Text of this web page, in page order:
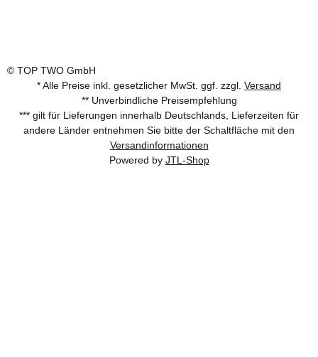
© TOP TWO GmbH
* Alle Preise inkl. gesetzlicher MwSt. ggf. zzgl. Versand
** Unverbindliche Preisempfehlung
*** gilt für Lieferungen innerhalb Deutschlands, Lieferzeiten für
andere Länder entnehmen Sie bitte der Schaltfläche mit den
Versandinformationen
Powered by JTL-Shop